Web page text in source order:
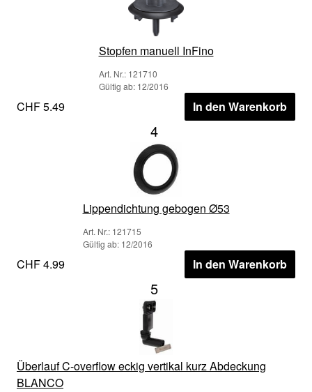
Stopfen manuell InFino
Art. Nr.: 121710
Gültig ab: 12/2016
CHF 5.49 In den Warenkorb
4
Lippendichtung gebogen Ø53
Art. Nr.: 121715
Gültig ab: 12/2016
CHF 4.99 In den Warenkorb
5
Überlauf C-overflow eckig vertikal kurz Abdeckung
BLANCO